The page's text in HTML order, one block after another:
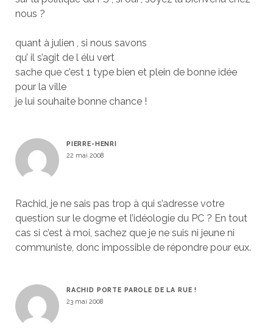
nous ?
quant à julien , si nous savons
qu’ il s’agit de l élu vert
sache que c’est 1 type bien et plein de bonne idée
pour la ville
je lui souhaite bonne chance !
PIERRE-HENRI
22 mai 2008
Rachid, je ne sais pas trop à qui s’adresse votre
question sur le dogme et l’idéologie du PC ? En tout
cas si c’est à moi, sachez que je ne suis ni jeune ni
communiste, donc impossible de répondre pour eux.
RACHID PORTE PAROLE DE LA RUE !
23 mai 2008